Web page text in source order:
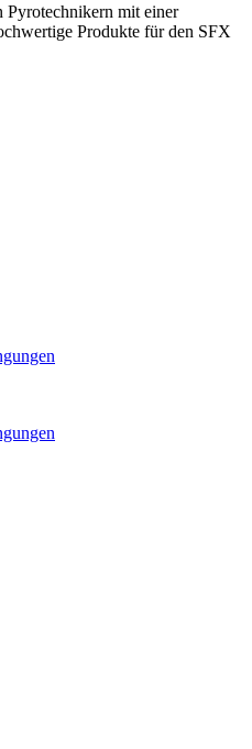
Pyrotechnikern mit einer
Produkte für den SFX